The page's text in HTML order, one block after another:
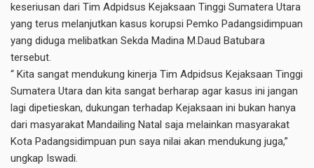
keseriusan dari Tim Adpidsus Kejaksaan Tinggi Sumatera Utara
yang terus melanjutkan kasus korupsi Pemko Padangsidimpuan
yang diduga melibatkan Sekda Madina M.Daud Batubara
tersebut.
“ Kita sangat mendukung kinerja Tim Adpidsus Kejaksaan Tinggi
Sumatera Utara dan kita sangat berharap agar kasus ini jangan
lagi dipetieskan, dukungan terhadap Kejaksaan ini bukan hanya
dari masyarakat Mandailing Natal saja melainkan masyarakat
Kota Padangsidimpuan pun saya nilai akan mendukung juga,”
ungkap Iswadi.